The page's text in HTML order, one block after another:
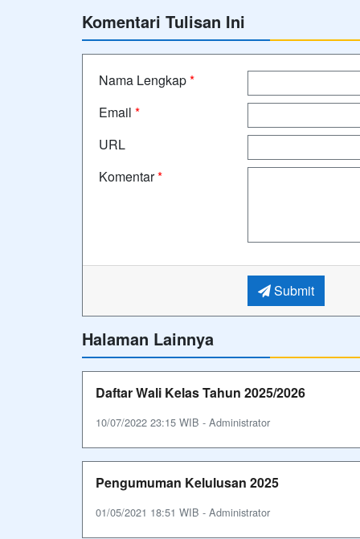
Komentari Tulisan Ini
Nama Lengkap*
Email *
URL
Komentar*
Submit
Halaman Lainnya
Daftar Wali Kelas Tahun 2025/2026
10/07/2022 23:15 WIB - Administrator
Pengumuman Kelulusan 2025
01/05/2021 18:51 WIB - Administrator